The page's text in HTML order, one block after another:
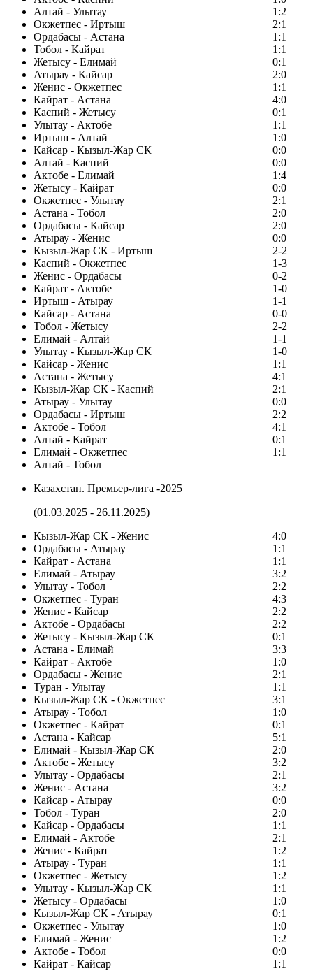
Алтай - Улытау
1:2
Окжетпес - Иртыш
2:1
Ордабасы - Астана
1:1
Тобол - Кайрат
1:1
Жетысу - Елимай
0:1
Атырау - Кайсар
2:0
Женис - Окжетпес
1:1
Кайрат - Астана
4:0
Каспий - Жетысу
0:1
Улытау - Актобе
1:1
Иртыш - Алтай
1:0
Кайсар - Кызыл-Жар СК
0:0
Алтай - Каспий
0:0
Актобе - Елимай
1:4
Жетысу - Кайрат
0:0
Окжетпес - Улытау
2:1
Астана - Тобол
2:0
Ордабасы - Кайсар
2:0
Атырау - Женис
0:0
Кызыл-Жар СК - Иртыш
2-2
Каспий - Окжетпес
1-3
Женис - Ордабасы
0-2
Кайрат - Актобе
1-0
Иртыш - Атырау
1-1
Кайсар - Астана
0-0
Тобол - Жетысу
2-2
Елимай - Алтай
1-1
Улытау - Кызыл-Жар СК
1-0
Кайсар - Женис
1:1
Астана - Жетысу
4:1
Кызыл-Жар СК - Каспий
2:1
Атырау - Улытау
0:0
Ордабасы - Иртыш
2:2
Актобе - Тобол
4:1
Алтай - Кайрат
0:1
Елимай - Окжетпес
1:1
Алтай - Тобол
Казахстан. Премьер-лига -2025
(01.03.2025 - 26.11.2025)
Кызыл-Жар СК - Женис
4:0
Ордабасы - Атырау
1:1
Кайрат - Астана
1:1
Елимай - Атырау
3:2
Улытау - Тобол
2:2
Окжетпес - Туран
4:3
Женис - Кайсар
2:2
Актобе - Ордабасы
2:2
Жетысу - Кызыл-Жар СК
0:1
Астана - Елимай
3:3
Кайрат - Актобе
1:0
Ордабасы - Женис
2:1
Туран - Улытау
1:1
Кызыл-Жар СК - Окжетпес
3:1
Атырау - Тобол
1:0
Окжетпес - Кайрат
0:1
Астана - Кайсар
5:1
Елимай - Кызыл-Жар СК
2:0
Актобе - Жетысу
3:2
Улытау - Ордабасы
2:1
Женис - Астана
3:2
Кайсар - Атырау
0:0
Тобол - Туран
2:0
Кайсар - Ордабасы
1:1
Елимай - Актобе
2:1
Женис - Кайрат
1:2
Атырау - Туран
1:1
Окжетпес - Жетысу
1:2
Улытау - Кызыл-Жар СК
1:1
Жетысу - Ордабасы
1:0
Кызыл-Жар СК - Атырау
0:1
Окжетпес - Улытау
1:0
Елимай - Женис
1:2
Актобе - Тобол
0:0
Кайрат - Кайсар
1:1